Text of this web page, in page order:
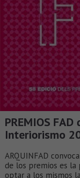
PREMIOS
Interiorismo
ARQUINFAD
de los premios es la
optar a los mismos